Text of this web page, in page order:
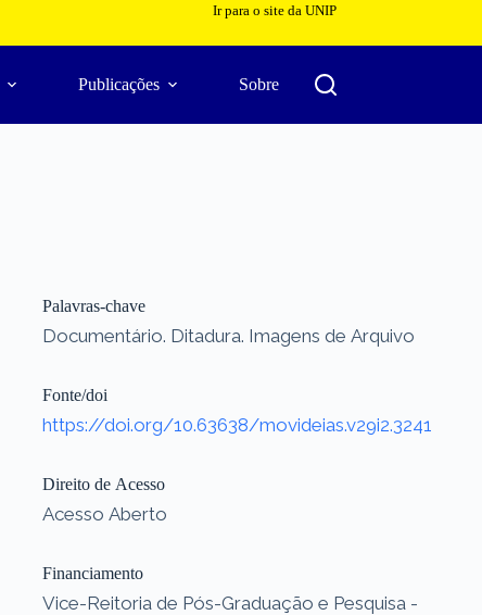
Ir para o site da UNIP
Publicações Sobre
Palavras-chave
Documentário. Ditadura. Imagens de Arquivo
Fonte/doi
https://doi.org/10.63638/movideias.v29i2.3241
Direito de Acesso
Acesso Aberto
Financiamento
Vice-Reitoria de Pós-Graduação e Pesquisa -